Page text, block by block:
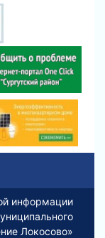
информации
Локосово»